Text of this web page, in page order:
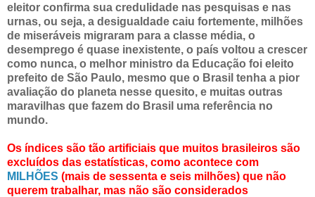
eleitor confirma sua credulidade nas pesquisas e nas
urnas, ou seja, a desigualdade caiu fortemente, milhões
de miseráveis migraram para a classe média, o
desemprego é quase inexistente, o país voltou a crescer
como nunca, o melhor ministro da Educação foi eleito
prefeito de São Paulo, mesmo que o Brasil tenha a pior
avaliação do planeta nesse quesito, e muitas outras
maravilhas que fazem do Brasil uma referência no
mundo.
Os índices são tão artificiais que muitos brasileiros são
excluídos das estatísticas, como acontece com
MILHÕES (mais de sessenta e seis milhões) que não
querem trabalhar, mas não são considerados